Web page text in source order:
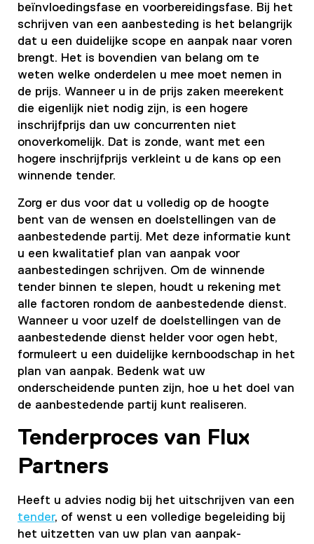
beïnvloedingsfase en voorbereidingsfase. Bij het
schrijven van een aanbesteding is het belangrijk
dat u een duidelijke scope en aanpak naar voren
brengt. Het is bovendien van belang om te
weten welke onderdelen u mee moet nemen in
de prijs. Wanneer u in de prijs zaken meerekent
die eigenlijk niet nodig zijn, is een hogere
inschrijfprijs dan uw concurrenten niet
onoverkomelijk. Dat is zonde, want met een
hogere inschrijfprijs verkleint u de kans op een
winnende tender.
Zorg er dus voor dat u volledig op de hoogte
bent van de wensen en doelstellingen van de
aanbestedende partij. Met deze informatie kunt
u een kwalitatief plan van aanpak voor
aanbestedingen schrijven. Om de winnende
tender binnen te slepen, houdt u rekening met
alle factoren rondom de aanbestedende dienst.
Wanneer u voor uzelf de doelstellingen van de
aanbestedende dienst helder voor ogen hebt,
formuleert u een duidelijke kernboodschap in het
plan van aanpak. Bedenk wat uw
onderscheidende punten zijn, hoe u het doel van
de aanbestedende partij kunt realiseren.
Tenderproces van Flux
Partners
Heeft u advies nodig bij het uitschrijven van een
tender, of wenst u een volledige begeleiding bij
het uitzetten van uw plan van aanpak-